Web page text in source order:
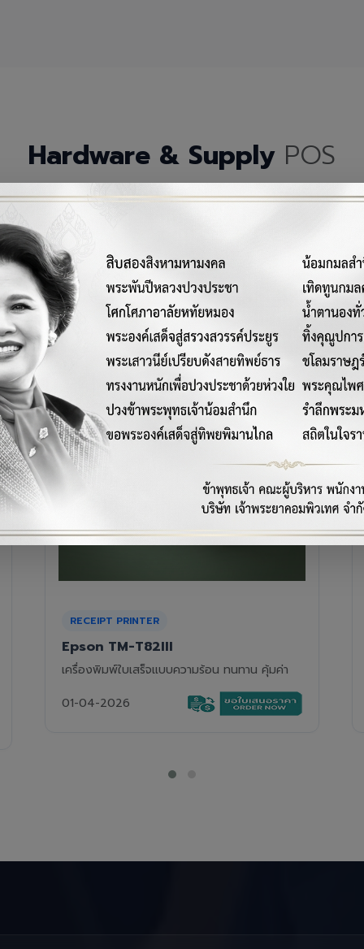
Hardware & Supply POS
ณ์เครื่องมือฮาร์ดแวร์และวัสดุสิ้นเปลืองคุณภาพสูงสำหรับระบบ
RECEIPT PRINTER
Epson TM-T88VII
เครื่องพิมพ์ใบเสร็จความร้อนรุ่นท็อป ความเร็วสูง
01-04-2026